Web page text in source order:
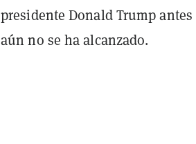
presidente Donald Trump
aún no se ha alcanzado.